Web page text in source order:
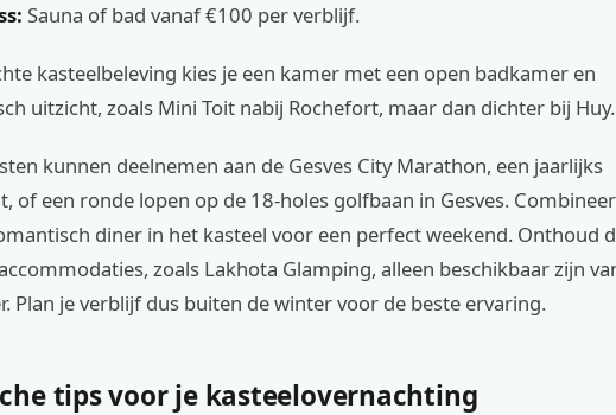
Sauna of bad vanaf €100 per verblijf.
kasteelbeleving kies je een kamer met een open badkamer en
uitzicht, zoals Mini Toit nabij Rochefort, maar dan dichter bij Huy.
kunnen deelnemen aan de Gesves City Marathon, een jaarlijks
of een ronde lopen op de 18-holes golfbaan in Gesves.
diner in het kasteel voor een perfect weekend. Onthoud
zoals Lakhota Glamping, alleen beschikbaar zijn
Plan je verblijf dus buiten de winter voor de beste ervaring.
tips voor je kasteelovernachting